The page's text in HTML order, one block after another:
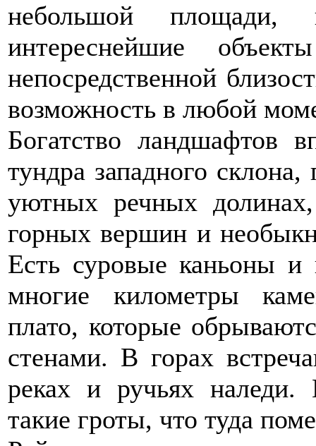
небольшой площади,
интереснейшие
непосредственной
возможность в любой
Богатство ландшафтов
тундра западного
уютных речных долинах,
горных вершин и
Есть суровые каньоны
многие километры
плато, которые
стенами. В горах
реках и ручьях наледи.
такие гроты, что туда